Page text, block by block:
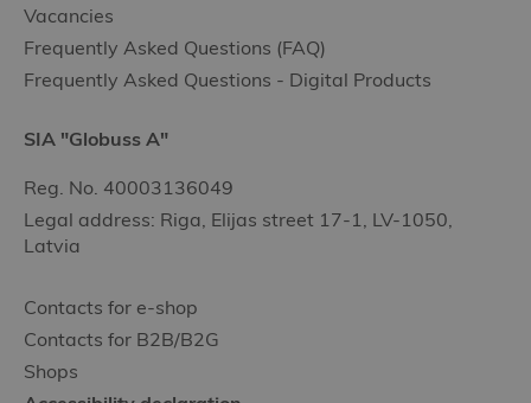
Vacancies
Frequently Asked Questions (FAQ)
Frequently Asked Questions - Digital Products
SIA "Globuss A"
Reg. No. 40003136049
Legal address: Riga, Elijas street 17-1, LV-1050,
Latvia
Contacts for e-shop
Contacts for B2B/B2G
Shops